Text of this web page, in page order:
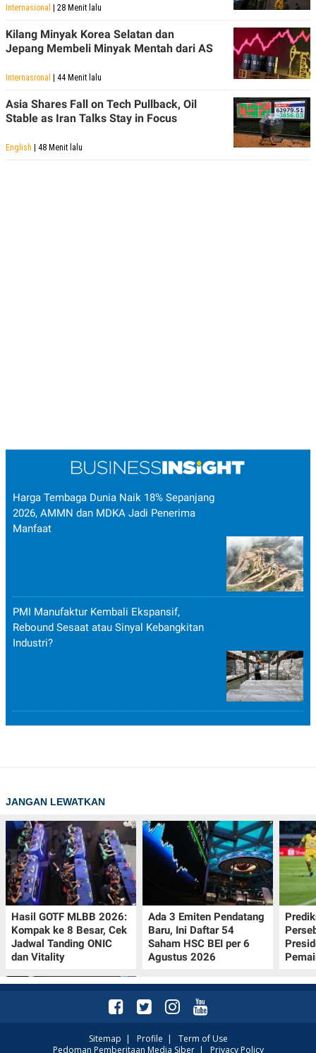
Internasional | 28 Menit lalu
Kilang Minyak Korea Selatan dan
Jepang Membeli Minyak Mentah dari AS
Internasional | 44 Menit lalu
Asia Shares Fall on Tech Pullback, Oil
Stable as Iran Talks Stay in Focus
English | 48 Menit lalu
Harga Tembaga Dunia Naik 18% Sepanjang
2026, AMMN dan MDKA Jadi Penerima
Manfaat
PMI Manufaktur Kembali Ekspansif,
Rebound Sesaat atau Sinyal Kebangkitan
Industri?
JANGAN LEWATKAN
Hasil GOTF MLBB 2026:
Kompak ke 8 Besar, Cek
Jadwal Tanding ONIC
dan Vitality
Ada 3 Emiten Pendatang
Baru, Ini Daftar 54
Saham HSC BEI per 6
Agustus 2026
Sitemap | Profile | Term of Use
Pedoman Pemberitaan Media Siber| Privacy Policy